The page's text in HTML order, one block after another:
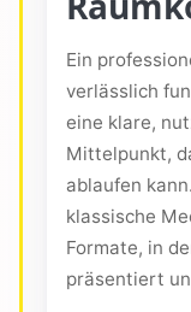
Ein
verlässlich
eine klare,
Mittelpunkt,
ablaufen
klassische
Formate, in
präsentiert